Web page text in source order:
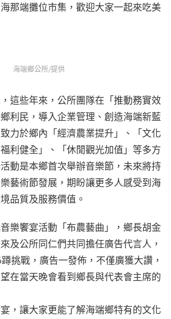
那端攤位市集，歡迎大家一起來吃美
海端鄉公所/提供
這些年來，公所團隊在「推動務實效
利民，導入企業管理、創造海端新藍
力於鄉內「經濟農業提升」、「文化
利健全」、「休閒觀光加值」等多方
動是本鄉首次舉辦音樂節，未來將持
藝術節發展，期盼讓更多人感受到海
品質及服務價值。
樂饗宴活動「布農藝曲」，鄉長胡金
及公所同仁們共同擔任廣告代言人，
挑戰，廣告一發佈，不僅廣獲大讚，
在當天晚會看到鄉長與代表會主席的
，讓大家更能了解海端鄉特有的文化